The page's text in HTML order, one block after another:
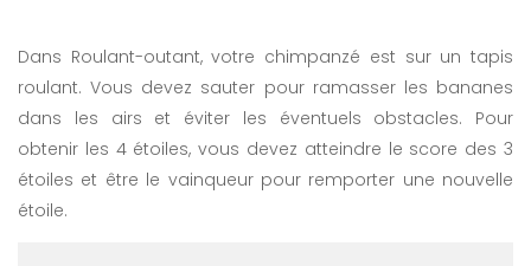
Dans Roulant-outant, votre chimpanzé est sur un tapis
roulant. Vous devez sauter pour ramasser les bananes
dans les airs et éviter les éventuels obstacles. Pour
obtenir les 4 étoiles, vous devez atteindre le score des 3
étoiles et être le vainqueur pour remporter une nouvelle
étoile.